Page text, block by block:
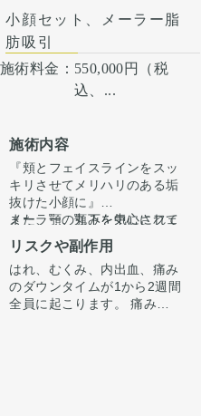
察させていただいた上でその
方一人一人の状態をふまえ
て、治療法をご提案します。
小顔セット、メーラー脂
肪吸引
施術料金： 550,000円（税
込、...
施術内容
『頬とフェイスラインをスッ
キリさせてメリハリのある垢
抜けた小顔に』
メーラーの丸みを気にされて
いたため、メーラー脂肪を適
量吸引しました。
メーラー脂肪は吸引しすぎる
とボコ付きやすいため、注意
が必要なエリアになります。
また、顎、顎下を中心にフェ
イスラインをしっかり脂肪吸
引をしました。
フェイスラインが手術前ぼや
けた印象ですが、しっかりと
明瞭化し、スッキリシャープ
顔の脂肪吸引はただ吸引すれ
ばいいわけではなく、
バランス良く吸うところはし
リスクや副作用
はれ、むくみ、内出血、痛み
のダウンタイムが1から2週間
全員に起こります。 痛みは3